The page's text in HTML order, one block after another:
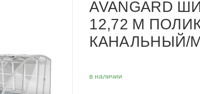
AVANGARD
12,72 М
КАНАЛЬНЫЙ/
в наличии